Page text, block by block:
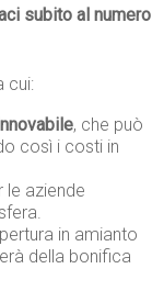
subito al numero
cui:
, che può
così i costi in
le aziende
in amianto
della bonifica